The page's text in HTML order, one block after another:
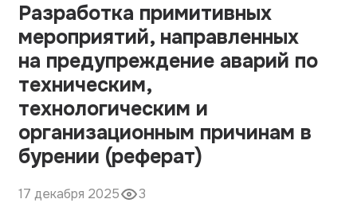
О компании
Наши гарантии
Порядок оплаты
Вопросы и ответы
Отзывы
Контакты
Разработка примитивных
мероприятий, направленных
на предупреждение аварий по
техническим,
технологическим и
организационным причинам в
бурении (реферат)
17 декабря 2025 3